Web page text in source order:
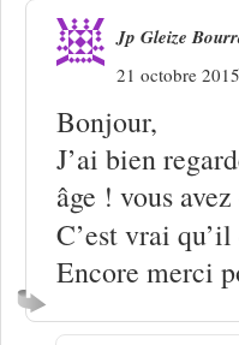
Jp Gleize
21 octobre
Bonjour,
J’ai bien
âge ! vous
C’est vrai
Encore merci